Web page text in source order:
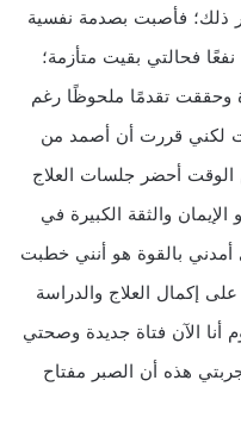
ذلك؛ فأصبت بصدمة نفسية
فحالتي بقيت متأزمة؛
وحققت تقدمًا ملحوظًا رغم
لكني قررت أن أصمد من
أحضر جلسات العلاج
والثقة الكبيرة في
بالقوة هو أنني خطبت
إكمال العلاج والدراسة
أنا الآن فتاة جديدة وصحتي
هذه أن الصبر مفتاح